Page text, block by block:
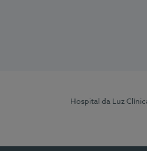
Hospital da Luz